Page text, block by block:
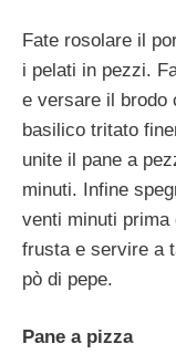
Fate rosolare il
i pelati in pezzi.
e versare il brodo
basilico tritato
unite il pane a
minuti. Infine
venti minuti prima
frusta e servire a
pò di pepe.
Pane a pizza